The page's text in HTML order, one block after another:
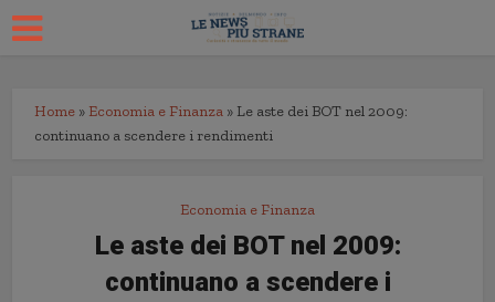
Home » Economia e Finanza » Le aste dei BOT nel 2009:
continuano a scendere i rendimenti
Economia e Finanza
Le aste dei BOT nel 2009:
continuano a scendere i